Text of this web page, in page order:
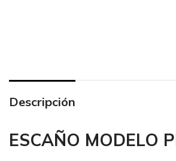
Descripción
ESCAÑO MODELO